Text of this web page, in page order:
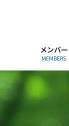
メンバー
MEMBERS